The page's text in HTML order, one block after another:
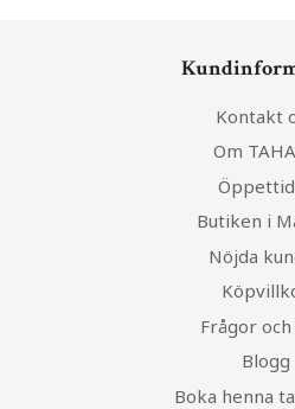
Kontakt
Om
Butiken i
Nöjda
Frågor
Blogg
Boka henna